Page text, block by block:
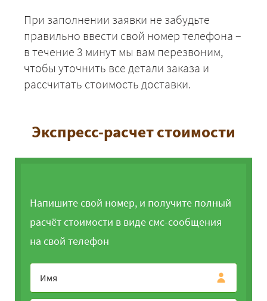
При заполнении заявки не забудьте
правильно ввести свой номер телефона –
в течение 3 минут мы вам перезвоним,
чтобы уточнить все детали заказа и
рассчитать стоимость доставки.
Экспресс-расчет стоимости
Напишите свой номер, и получите полный
расчёт стоимости в виде смс-сообщения
на свой телефон